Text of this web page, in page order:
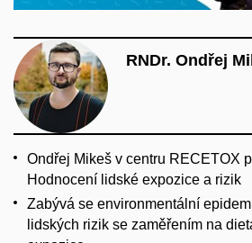
RNDr. Ondřej
Ondřej Mikeš v centru RECETOX
Hodnocení lidské expozice a rizik
Zabývá se environmentální
lidských rizik se zaměřením na